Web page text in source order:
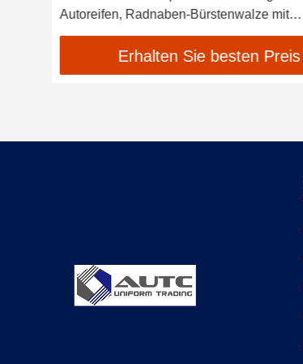
Autoreifen, Radnaben-Bürstenwalze mit
Hoch-/Niederflor-Bürste, Edelstahl
Erhalten Sie besten Preis